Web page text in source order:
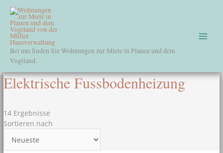
Inhalt
springen
Bei uns finden Sie Wohnungen zur Miete in Plauen und dem
Vogtland.
Elektrische Fussbodenheizung
14 Ergebnisse
Sortieren nach